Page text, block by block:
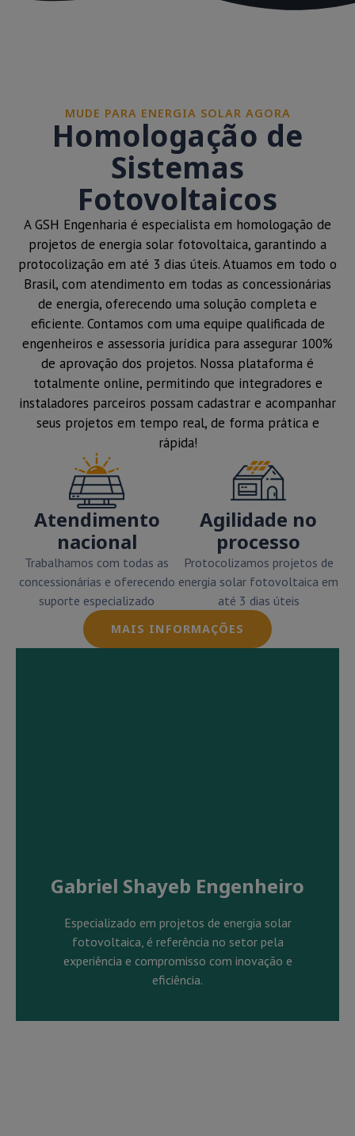
MUDE PARA ENERGIA SOLAR AGORA
Homologação de
Sistemas
Fotovoltaicos
A GSH Engenharia é especialista em homologação de
projetos de energia solar fotovoltaica, garantindo a
protocolização em até 3 dias úteis. Atuamos em todo o
Brasil, com atendimento em todas as concessionárias
de energia, oferecendo uma solução completa e
eficiente. Contamos com uma equipe qualificada de
engenheiros e assessoria jurídica para assegurar 100%
de aprovação dos projetos. Nossa plataforma é
totalmente online, permitindo que integradores e
instaladores parceiros possam cadastrar e acompanhar
seus projetos em tempo real, de forma prática e
rápida!
Atendimento
nacional
Trabalhamos com todas as
concessionárias e oferecendo
suporte especializado
Agilidade no
processo
Protocolizamos projetos de
energia solar fotovoltaica em
até 3 dias úteis
MAIS INFORMAÇÕES
Gabriel Shayeb Engenheiro
Especializado em projetos de energia solar
fotovoltaica, é referência no setor pela
experiência e compromisso com inovação e
eficiência.